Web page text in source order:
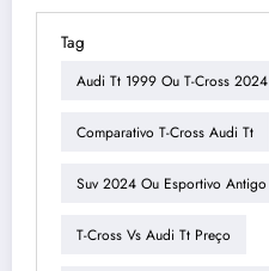
Tag
Audi Tt 1999 Ou T-Cross 2024
Comparativo T-Cross Audi Tt
Suv 2024 Ou Esportivo Antigo
T-Cross Vs Audi Tt Preço